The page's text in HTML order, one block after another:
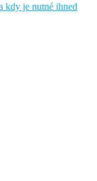
kdy je nutné ihned